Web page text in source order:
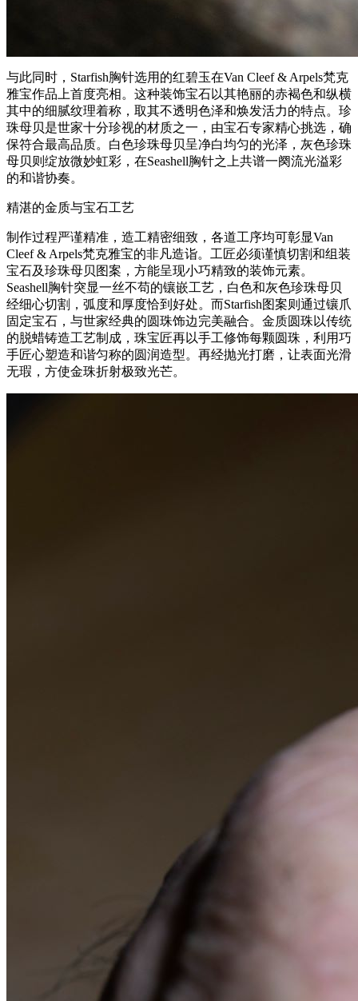
与此同时，Starfish胸针选用的红碧玉在Van Cleef & Arpels梵克
雅宝作品上首度亮相。这种装饰宝石以其艳丽的赤褐色和纵横
其中的细腻纹理着称，取其不透明色泽和焕发活力的特点。珍
珠母贝是世家十分珍视的材质之一，由宝石专家精心挑选，确
保符合最高品质。白色珍珠母贝呈净白均匀的光泽，灰色珍珠
母贝则绽放微妙虹彩，在Seashell胸针之上共谱一阕流光溢彩
的和谐协奏。
精湛的金质与宝石工艺
制作过程严谨精准，造工精密细致，各道工序均可彰显Van
Cleef & Arpels梵克雅宝的非凡造诣。工匠必须谨慎切割和组装
宝石及珍珠母贝图案，方能呈现小巧精致的装饰元素。
Seashell胸针突显一丝不苟的镶嵌工艺，白色和灰色珍珠母贝
经细心切割，弧度和厚度恰到好处。而Starfish图案则通过镶爪
固定宝石，与世家经典的圆珠饰边完美融合。金质圆珠以传统
的脱蜡铸造工艺制成，珠宝匠再以手工修饰每颗圆珠，利用巧
手匠心塑造和谐匀称的圆润造型。再经抛光打磨，让表面光滑
无瑕，方使金珠折射极致光芒。